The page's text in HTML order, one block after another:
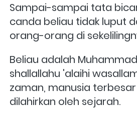
Sampai-sampai tata
canda beliau tidak luput
orang-orang di
Beliau adalah
shallallahu 'alaihi
zaman, manusia
dilahirkan oleh sejarah.